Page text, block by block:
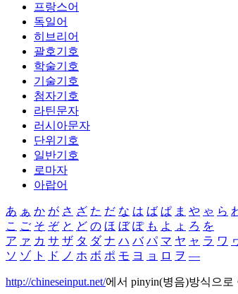
프랑스어
독일어
히브리어
괄호기호
학술기호
기술기호
첨자기호
라틴문자
러시아문자
단위기호
일반기호
로마자
아랍어
あ ぁ か が さ ざ た だ な は ば ぱ ま や ゃ ら
こ ご そ ぞ と ど の ほ ぼ ぽ も よ ょ ろ を
ア ァ カ サ ザ タ ダ ナ ハ バ パ マ ヤ ャ ラ ワ
ソ ゾ ト ド ノ ホ ボ ポ モ ヨ ョ ロ ヲ ―
http://chineseinput.net/에서 pinyin(병음)방식으